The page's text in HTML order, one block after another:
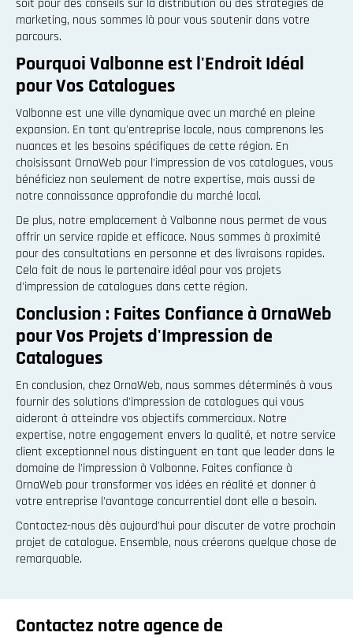
soit pour des conseils sur la distribution ou des stratégies de
marketing, nous sommes là pour vous soutenir dans votre
parcours.
Pourquoi Valbonne est l'Endroit Idéal
pour Vos Catalogues
Valbonne est une ville dynamique avec un marché en pleine
expansion. En tant qu'entreprise locale, nous comprenons les
nuances et les besoins spécifiques de cette région. En
choisissant OrnaWeb pour l'impression de vos catalogues, vous
bénéficiez non seulement de notre expertise, mais aussi de
notre connaissance approfondie du marché local.
De plus, notre emplacement à Valbonne nous permet de vous
offrir un service rapide et efficace. Nous sommes à proximité
pour des consultations en personne et des livraisons rapides.
Cela fait de nous le partenaire idéal pour vos projets
d'impression de catalogues dans cette région.
Conclusion : Faites Confiance à OrnaWeb
pour Vos Projets d'Impression de
Catalogues
En conclusion, chez OrnaWeb, nous sommes déterminés à vous
fournir des solutions d'impression de catalogues qui vous
aideront à atteindre vos objectifs commerciaux. Notre
expertise, notre engagement envers la qualité, et notre service
client exceptionnel nous distinguent en tant que leader dans le
domaine de l'impression à Valbonne. Faites confiance à
OrnaWeb pour transformer vos idées en réalité et donner à
votre entreprise l'avantage concurrentiel dont elle a besoin.
Contactez-nous dès aujourd'hui pour discuter de votre prochain
projet de catalogue. Ensemble, nous créerons quelque chose de
remarquable.
Contactez notre agence de